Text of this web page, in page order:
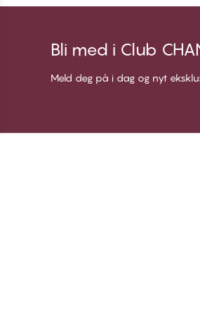
Bli med i Club
Meld deg på i dag og nyt